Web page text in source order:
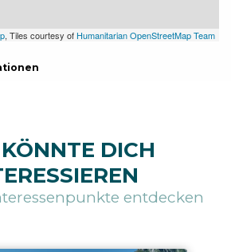
, Tiles courtesy of Humanitarian OpenStreetMap Team
DICH
entdecken